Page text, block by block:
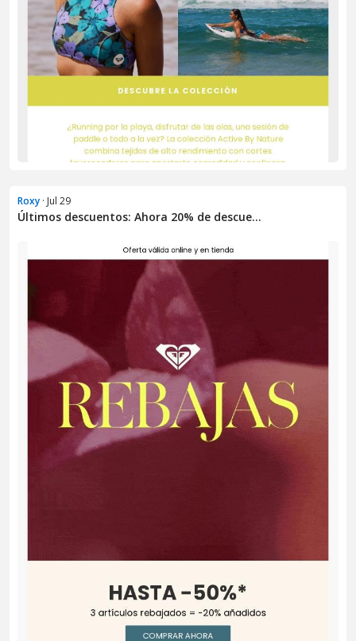
Roxy · Jul 29
Últimos descuentos: Ahora 20% de descue...